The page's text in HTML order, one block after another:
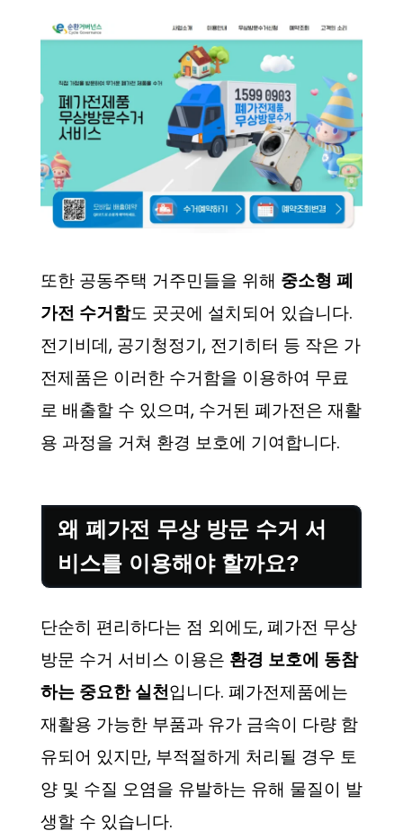
또한 공동주택 거주민들을 위해 중소형 폐
가전 수거함도 곳곳에 설치되어 있습니다.
전기비데, 공기청정기, 전기히터 등 작은 가
전제품은 이러한 수거함을 이용하여 무료
로 배출할 수 있으며, 수거된 폐가전은 재활
용 과정을 거쳐 환경 보호에 기여합니다.
왜 폐가전 무상 방문 수거 서
비스를 이용해야 할까요?
단순히 편리하다는 점 외에도, 폐가전 무상
방문 수거 서비스 이용은 환경 보호에 동참
하는 중요한 실천입니다. 폐가전제품에는
재활용 가능한 부품과 유가 금속이 다량 함
유되어 있지만, 부적절하게 처리될 경우 토
양 및 수질 오염을 유발하는 유해 물질이 발
생할 수 있습니다.